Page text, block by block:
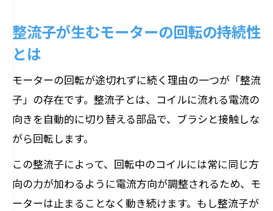
整流子が生むモーターの回転の持続性
とは
モーターの回転が途切れずに続く理由の一つが「整流
子」の存在です。整流子とは、コイルに流れる電流の
向きを自動的に切り替える部品で、ブラシと接触しな
がら回転します。
この整流子によって、回転中のコイルには常に同じ方
向の力が加わるように電流方向が調整されるため、モ
ーターは止まることなく動き続けます。もし整流子が